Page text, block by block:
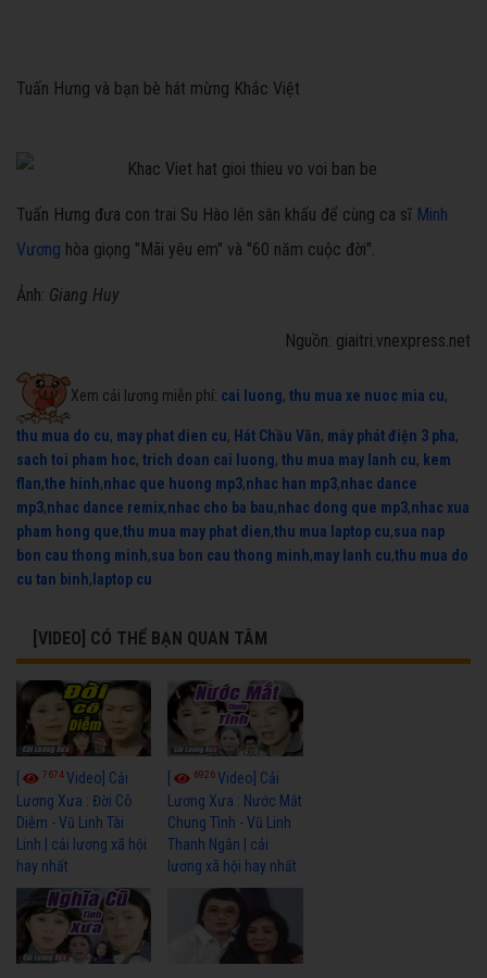
Tuấn Hưng và bạn bè hát mừng Khắc Việt
Tuấn Hưng đưa con trai Su Hào lên sân khấu để cùng ca sĩ Minh
Vương hòa giọng "Mãi yêu em" và "60 năm cuộc đời".
Ảnh: Giang Huy
Nguồn: giaitri.vnexpress.net
Xem cải lương miễn phí: cai luong, thu mua xe nuoc mia cu,
thu mua do cu, may phat dien cu, Hát Chầu Văn, máy phát điện 3 pha,
sach toi pham hoc, trich doan cai luong, thu mua may lanh cu, kem
flan,the hinh,nhac que huong mp3,nhac han mp3,nhac dance
mp3,nhac dance remix,nhac cho ba bau,nhac dong que mp3,nhac xua
pham hong que,thu mua may phat dien,thu mua laptop cu,sua nap
bon cau thong minh,sua bon cau thong minh,may lanh cu,thu mua do
cu tan binh, laptop cu
[VIDEO] CÓ THỂ BẠN QUAN TÂM
7674Video] Cải
Lương Xưa : Đời Cô
Diễm - Vũ Linh Tài
Linh | cải lương xã hội
hay nhất
6926Video] Cải
Lương Xưa : Nước Mắt
Chung Tình - Vũ Linh
Thanh Ngân | cải
lương xã hội hay nhất